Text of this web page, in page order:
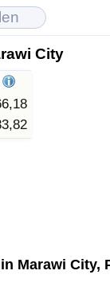
City
Marawi City,
Index (aktuell)
Index
Index nach
(aktuell)
nach Land
(aktuell)
nach Land